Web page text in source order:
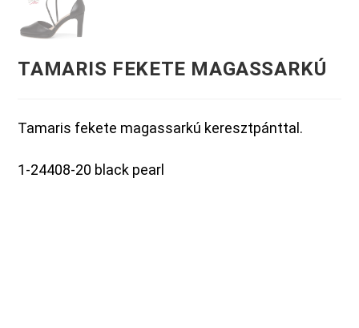
TAMARIS FEKETE MAGASSARKÚ
Tamaris fekete magassarkú keresztpánttal.
1-24408-20 black pearl